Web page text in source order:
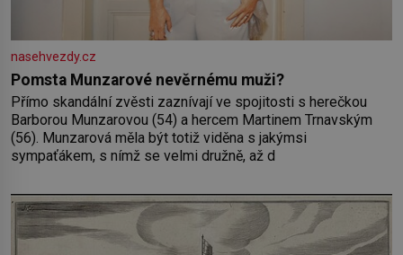
nasehvezdy.cz
Pomsta Munzarové nevěrnému muži?
Přímo skandální zvěsti zaznívají ve spojitosti s herečkou
Barborou Munzarovou (54) a hercem Martinem Trnavským
(56). Munzarová měla být totiž viděna s jakýmsi
sympaťákem, s nímž se velmi družně, až d